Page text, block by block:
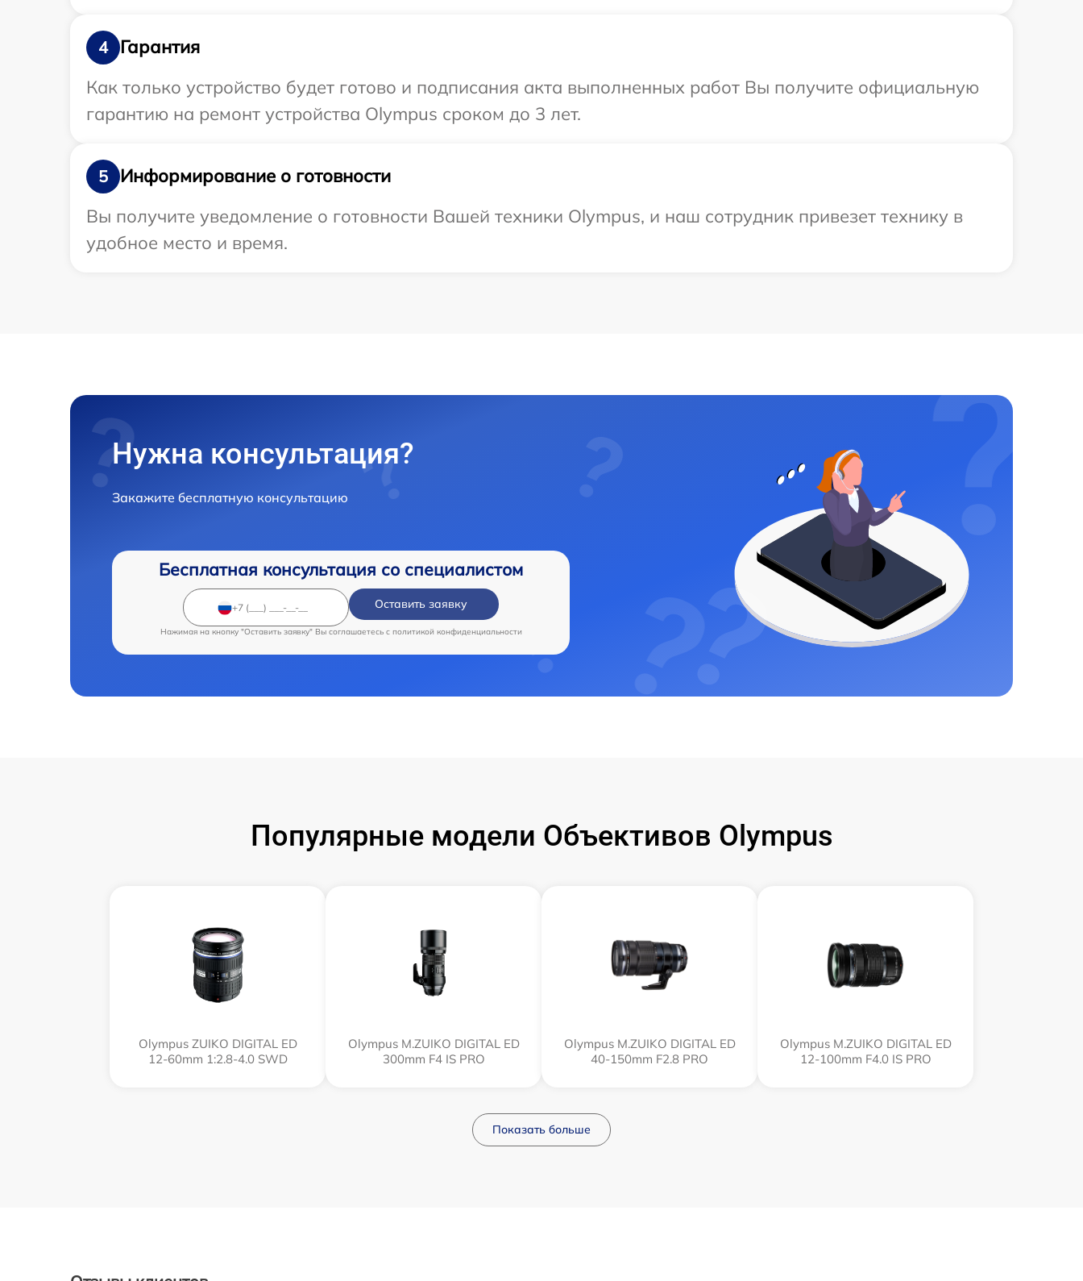
4
Гарантия
Как только устройство будет готово и подписания акта выполненных работ Вы получите официальную
гарантию на ремонт устройства Olympus сроком до 3 лет.
5
Информирование о готовности
Вы получите уведомление о готовности Вашей техники Olympus, и наш сотрудник привезет технику в
удобное место и время.
Нужна консультация?
Закажите бесплатную консультацию
Бесплатная консультация со специалистом
Оставить заявку
Нажимая на кнопку "Оставить заявку" Вы соглашаетесь c политикой конфиденциальности
Популярные модели Объективов Olympus
Olympus ZUIKO DIGITAL ED
12-60mm 1:2.8-4.0 SWD
Olympus M.ZUIKO DIGITAL ED
300mm F4 IS PRO
Olympus M.ZUIKO DIGITAL ED
40-150mm F2.8 PRO
Olympus M.ZUIKO DIGITAL ED
12‑100mm F4.0 IS PRO
Показать больше